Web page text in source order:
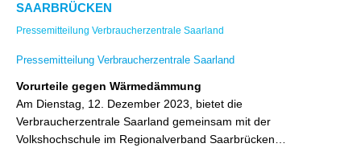
SAARBRÜCKEN
Pressemitteilung Verbraucherzentrale Saarland
Pressemitteilung Verbraucherzentrale Saarland
Vorurteile gegen Wärmedämmung
Am Dienstag, 12. Dezember 2023, bietet die
Verbraucherzentrale Saarland gemeinsam mit der
Volkshochschule im Regionalverband Saarbrücken…